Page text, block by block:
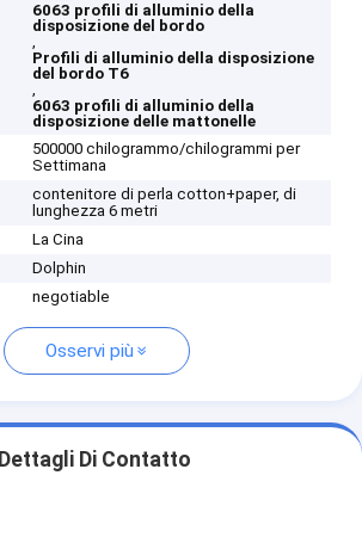
6063 profili di alluminio della
disposizione del bordo
,
Profili di alluminio della disposizione
del bordo T6
,
6063 profili di alluminio della
disposizione delle mattonelle
500000 chilogrammo/chilogrammi per
Settimana
contenitore di perla cotton+paper, di
lunghezza 6 metri
La Cina
Dolphin
negotiable
Osservi più
Dettagli Di Contatto